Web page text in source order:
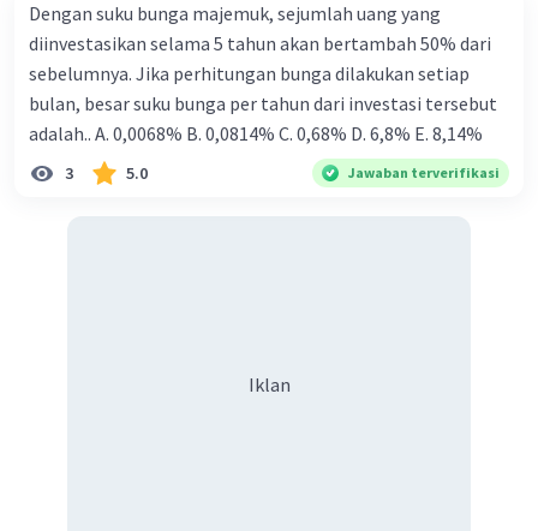
mendapatkan cinta sejati D. seseorang yang tidak mau
diganggu oleh siapapun E. kepasrahan kepada keadaan
yang sedang terjadi
Dengan suku bunga majemuk, sejumlah uang yang
diinvestasikan selama 5 tahun akan bertambah 50% dari
sebelumnya. Jika perhitungan bunga dilakukan setiap
bulan, besar suku bunga per tahun dari investasi tersebut
adalah.. A. 0,0068% B. 0,0814% C. 0,68% D. 6,8% Ε. 8,14%
3 5.0 Jawaban terverifikasi
Iklan